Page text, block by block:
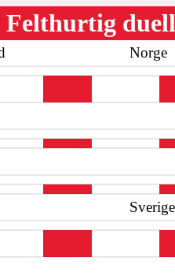
Felthurtig
Norge
Sverige